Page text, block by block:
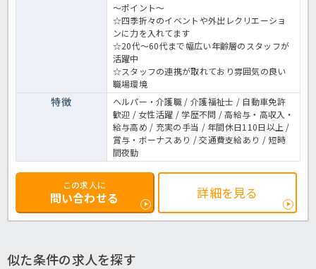
～ポイント～
☆四季折々のイベントや外出レクリエーショ
ンに力を入れてます
☆20代～60代まで幅広い年齢層のスタッフが
活躍中
☆スタッフの連携が取れており雰囲気の良い
職場環境
特徴
ヘルパー・介護職 / 介護福祉士 / 自動車免許
歓迎 / 女性活躍 / 学歴不問 / 高給与・高収入・
給与高め / 充実の手当 / 年間休日110日以上 /
賞与・ボーナスあり / 交通費支給あり / 短時
間夜勤
この求人に
問い合わせる 詳細を見る
似た条件の求人を探す